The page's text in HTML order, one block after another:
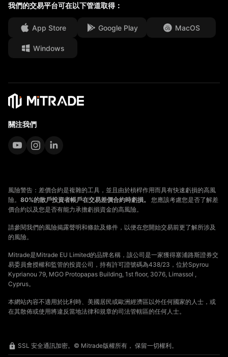
媒體中心
工作機會
法律文件
常見問題
我們的交易平台可在以下管道取得：
App Store Google Play MacOS
Windows
關注我們
風險警告：差價合約是複雜的工具，並且由於槓桿作用而具有快速虧損的高風
險。 80%的散戶投資者帳戶在交易差價合約時虧損。
您應該考慮您是否了解差
價合約以及您是否有能力承擔虧損資金的高風險。
請參閱我們的風險揭露聲明和條款及條件，以便在您開始交易前更了解所涉及
的風險。
Mitrade是Mitrade EU Limited的品牌名稱，該公司是一家獲得塞浦路斯證券交
易委員會授權和監管的投資公司，持有許可證號碼為438/23，位於Spyrou
Kyprianou 79, MGO Protopapas Building, 1st floor, 3076, Limassol ,
Cyprus。
本網站內容不適用於比利時、美國居民或歐洲經濟區以外任何國家的人士，或
在其散佈或使用將違反當地法律和規章的司法管轄區的任何人士。
SSL 安全通訊加密。© Mitrade版權所有， 保留一切權利。